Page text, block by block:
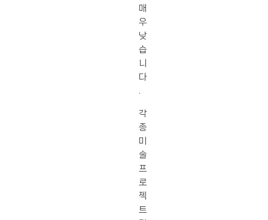
매
우
낮
습
니
다
.
각
종
미
술
프
로
젝
트